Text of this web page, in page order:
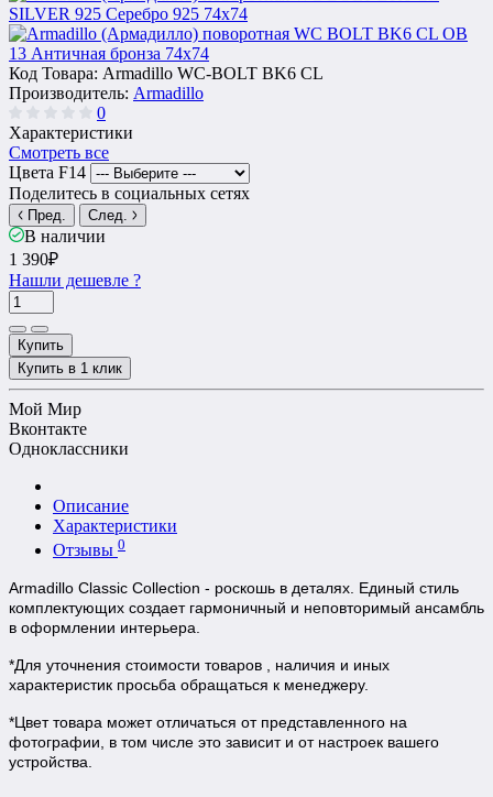
Код Товара: Armadillo WC-BOLT BK6 CL
Производитель: Armadillo
0
Характеристики
Смотреть все
Цвета F14
Поделитесь в социальных сетях
Пред. След.
В наличии
1 390₽
Нашли дешевле ?
Купить
Купить в 1 клик
Мой Мир
Вконтакте
Одноклассники
Описание
Характеристики
Отзывы 0
Armadillo Classic Collection - роскошь в деталях. Единый стиль
комплектующих создает гармоничный и неповторимый ансамбль
в оформлении интерьера.
*Для уточнения стоимости товаров , наличия и иных
характеристик просьба обращаться к менеджеру.
*Цвет товара может отличаться от представленного на
фотографии, в том числе это зависит и от настроек вашего
устройства.